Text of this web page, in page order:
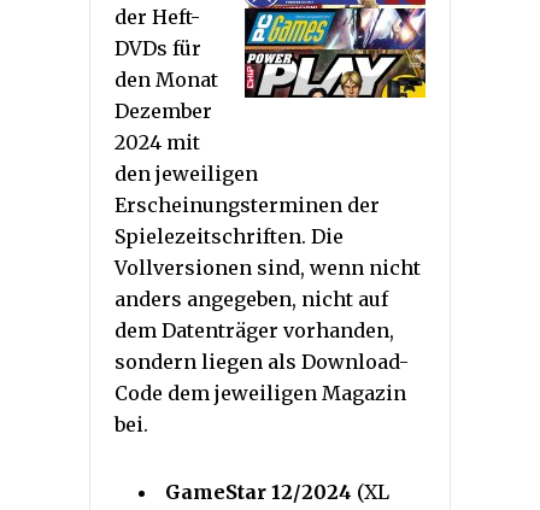
der Heft-
DVDs für
den Monat
Dezember
2024 mit
den jeweiligen
Erscheinungsterminen der
Spielezeitschriften. Die
Vollversionen sind, wenn nicht
anders angegeben, nicht auf
dem Datenträger vorhanden,
sondern liegen als Download-
Code dem jeweiligen Magazin
bei.
GameStar 12/2024 (XL